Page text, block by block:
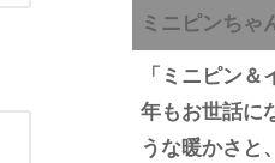
ミニピンちゃ
「ミニピン
年もお世話に
うな暖かさと